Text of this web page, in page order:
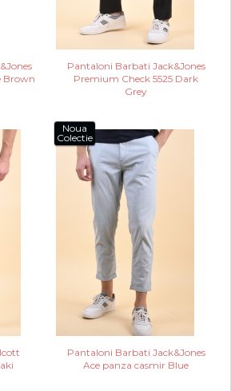
Brown
Pantaloni Barbati Jack&Jones
Premium Check 5525 Dark
Grey
Noua
Colectie
Pantaloni Barbati Jack&Jones
Ace panza casmir Blue